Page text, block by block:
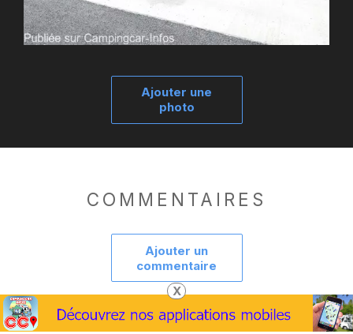
X
Ajouter une
photo
COMMENTAIRES
Ajouter un
commentaire
Pour joindre la gestion des aires :ici . Besoin d'aide : ici.